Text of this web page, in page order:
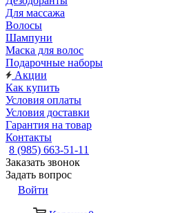
Для массажа
Волосы
Шампуни
Маска для волос
Подарочные наборы
Акции
Как купить
Условия оплаты
Условия доставки
Гарантия на товар
Контакты
8 (985) 663-51-11
Заказать звонок
Задать вопрос
Войти